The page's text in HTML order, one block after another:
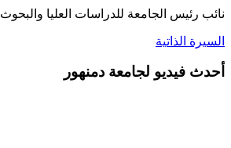
نائب رئيس الجامعة للدراسات العليا والبحوث
السيرة الذاتية
أحدث فيديو لجامعة دمنهور